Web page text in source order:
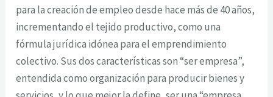
para la creación de empleo desde hace más de 40 años,
incrementando el tejido productivo, como una
fórmula jurídica idónea para el emprendimiento
colectivo. Sus dos características son “ser empresa”,
entendida como organización para producir bienes y